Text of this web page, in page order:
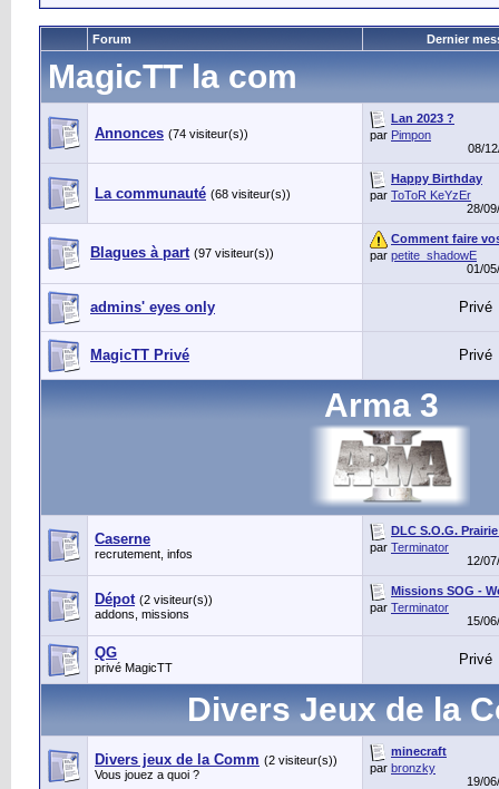
Forum Dernier
MagicTT la com
Annonces (74 visiteur(s))
Lan 2023 ?
par Pimpon
08/
La communauté (68 visiteur(s))
Happy Birthday
par ToToR KeYzEr
28/
Blagues à part (97 visiteur(s))
Comment faire
par petite_shadowE
01/
admins' eyes only Privé
MagicTT Privé Privé
Arma 3
Caserne
recrutement, infos
DLC S.O.G.
par Terminator
12/
Dépot (2 visiteur(s))
addons, missions
Missions SOG -
par Terminator
15/
QG
privé MagicTT Privé
Divers Jeux de la
Divers jeux de la Comm (2 visiteur(s))
Vous jouez a quoi ?
minecraft
par bronzky
19/